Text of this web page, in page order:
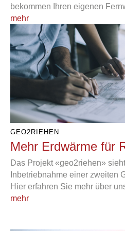
bekommen Ihren eigenen
mehr
GEO2RIEHEN
Mehr Erdwärme für
Das Projekt «geo2riehen»
Inbetriebnahme einer zweiten
Hier erfahren Sie mehr über
mehr